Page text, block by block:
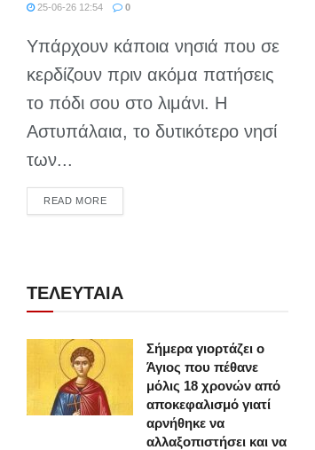
25-06-26 12:54 0
Υπάρχουν κάποια νησιά που σε
κερδίζουν πριν ακόμα πατήσεις
το πόδι σου στο λιμάνι. Η
Αστυπάλαια, το δυτικότερο νησί
των...
READ MOREDETAILS
ΤΕΛΕΥΤΑΙΑ
Σήμερα γιορτάζει ο
Άγιος που πέθανε
μόλις 18 χρονών από
αποκεφαλισμό γιατί
αρνήθηκε να
αλλαξοπιστήσει και να